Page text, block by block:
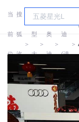
当
前
位
置:
搜
狐
汽
车
＞
车
型
大
全
＞
奥
迪
＞
奥
迪
(进
＞